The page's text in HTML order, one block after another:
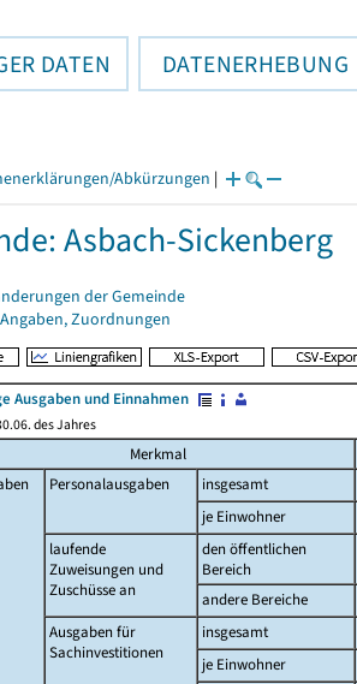
DATEN DATENERHEBUNG
Abkürzungen |
Asbach-Sickenberg
der Gemeinde
Zuordnungen
Ausgaben und Einnahmen
des Jahres
Merkmal
Personalausgaben insgesamt
je Einwohner
laufende
Zuweisungen und
Zuschüsse an
den öffentlichen
Bereich
andere Bereiche
Ausgaben für
Sachinvestitionen
insgesamt
je Einwohner